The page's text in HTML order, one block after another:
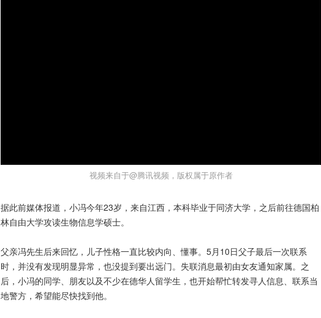
视频来自于@腾讯视频，版权属于原作者
据此前媒体报道，小冯今年23岁，来自江西，本科毕业于同济大学，之后前往德国柏
林自由大学攻读生物信息学硕士。
父亲冯先生后来回忆，儿子性格一直比较内向、懂事。5月10日父子最后一次联系
时，并没有发现明显异常，也没提到要出远门。失联消息最初由女友通知家属。之
后，小冯的同学、朋友以及不少在德华人留学生，也开始帮忙转发寻人信息、联系当
地警方，希望能尽快找到他。